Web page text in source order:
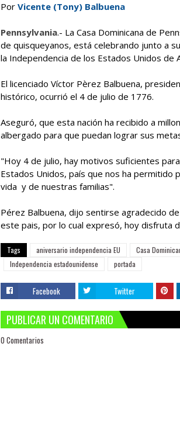
Por Vicente (Tony) Balbuena
Pennsylvania.- La Casa Dominicana de
de quisqueyanos, está celebrando junto a
la Independencia de los Estados Unidos de
El licenciado Víctor Pèrez Balbuena,
histórico, ocurrió el 4 de julio de 1776.
Aseguró, que esta nación ha recibido a
albergado para que puedan lograr sus
"Hoy 4 de julio, hay motivos suficientes
Estados Unidos, país que nos ha
vida y de nuestras familias".
Pérez Balbuena, dijo sentirse agradecido
este pais, por lo cual expresó, hoy disfruta
Tags aniversario independencia EU Casa
Independencia estadounidense
portada
Facebook Twitter
PUBLICAR UN COMENTARIO
0 Comentarios